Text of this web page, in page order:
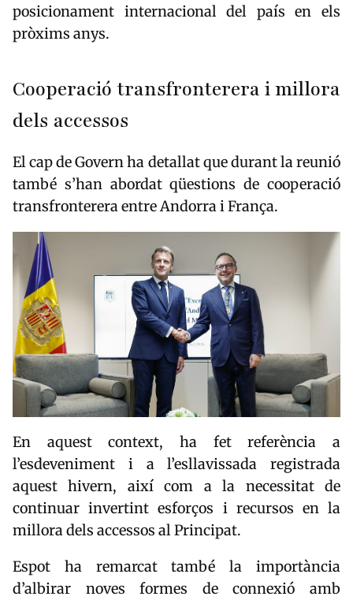
posicionament internacional del país en els
pròxims anys.
Cooperació transfronterera i millora
dels accessos
El cap de Govern ha detallat que durant la reunió
també s’han abordat qüestions de cooperació
transfronterera entre Andorra i França.
En aquest context, ha fet referència a
l’esdeveniment i a l’esllavissada registrada
aquest hivern, així com a la necessitat de
continuar invertint esforços i recursos en la
millora dels accessos al Principat.
Espot ha remarcat també la importància
d’albirar noves formes de connexió amb